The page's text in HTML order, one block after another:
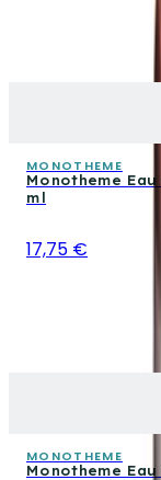
MONOTHEME
Monotheme
ml
17,75 €
MONOTHEME
Monotheme